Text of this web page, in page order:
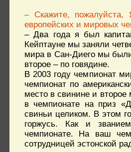
– Скажите, пожалуйста,
европейских и мировых
– Два года я был
Кейптауне мы заняли
мира в Сан-Диего мы
второе – по говядине.
В 2003 году чемпионат
чемпионат по
место в свинине и
в чемпионате на приз
свиньи целиком. В этом
горжусь. Как и
чемпионате. На ваш
сотрудницей эстонской